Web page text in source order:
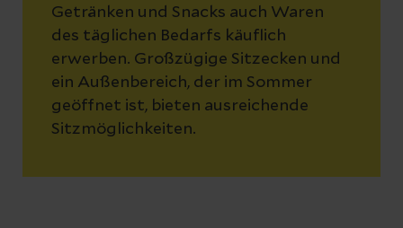
Getränken und Snacks auch Waren
des täglichen Bedarfs käuflich
erwerben. Großzügige Sitzecken und
ein Außenbereich, der im Sommer
geöffnet ist, bieten ausreichende
Sitzmöglichkeiten.